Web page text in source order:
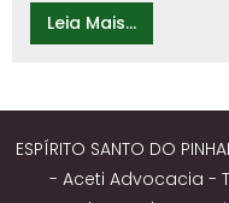
Leia Mais...
ESPÍRITO SANTO DO
- Aceti Advocacia -